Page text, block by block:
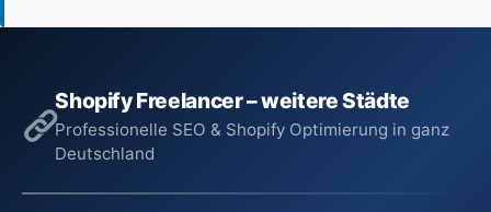
Shopify Freelancer – weitere Städte
Professionelle SEO & Shopify Optimierung in ganz
Deutschland